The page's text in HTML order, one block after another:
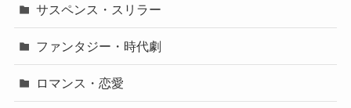
サスペンス・スリラー
ファンタジー・時代劇
ロマンス・恋愛